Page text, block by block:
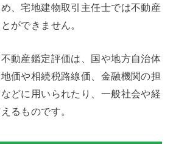
、宅地建物取引主任士では不動産
ができません。
動産鑑定評価は、国や地方自治体
価や相続税路線価、金融機関の担
どに用いられたり、一般社会や経
るものです。